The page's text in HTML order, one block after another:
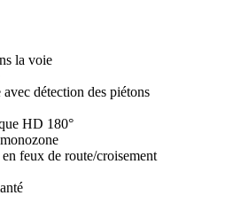
la voie
détection des piétons
HD 180°
feux de route/croisement